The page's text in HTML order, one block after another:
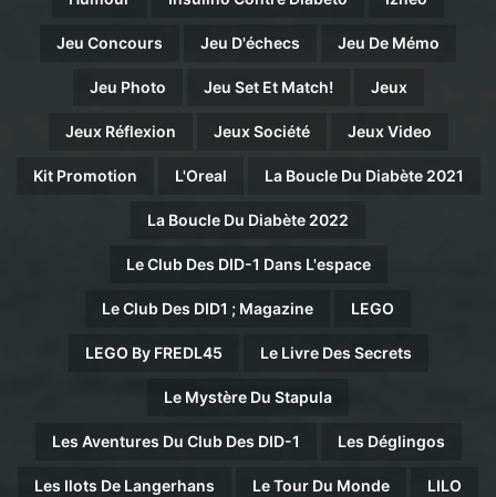
Jeu Concours Jeu D'échecs Jeu De Mémo
Jeu Photo Jeu Set Et Match! Jeux
Jeux Réflexion Jeux Société Jeux Video
Kit Promotion L'Oreal La Boucle Du Diabète 2021
La Boucle Du Diabète 2022
Le Club Des DID-1 Dans L'espace
Le Club Des DID1 ; Magazine LEGO
LEGO By FREDL45 Le Livre Des Secrets
Le Mystère Du Stapula
Les Aventures Du Club Des DID-1 Les Déglingos
Les Ilots De Langerhans Le Tour Du Monde LILO